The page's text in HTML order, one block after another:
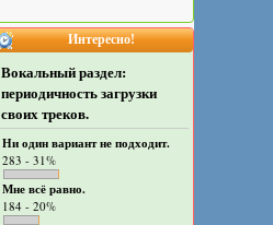
Интересно!
Вокальный раздел:
периодичность загрузки
своих треков.
Ни один вариант не подходит.
283 - 31%
Мне всё равно.
184 - 20%